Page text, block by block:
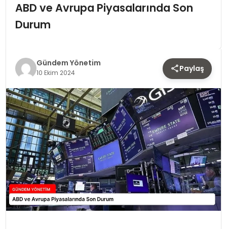
DÜNYA
SPOR
TEKNOLOJI
SAĞLIK
YAŞAM
ABD ve Avrupa Piyasalarında Son
Durum
Gündem Yönetim
10 Ekim 2024 Paylaş